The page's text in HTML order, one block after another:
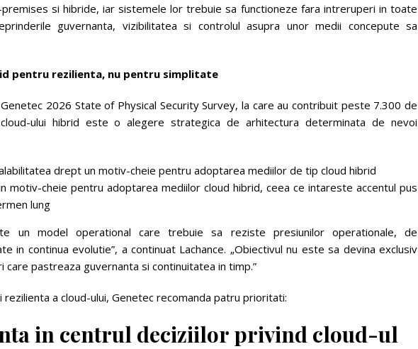
si hibride, iar sistemele lor trebuie sa functioneze fara intreruperi in toate
guvernanta, vizibilitatea si controlul asupra unor medii concepute sa
pentru rezilienta, nu pentru simplitate
2026 State of Physical Security Survey, la care au contribuit peste 7.300 de
ului hibrid este o alegere strategica de arhitectura determinata de nevoi
drept un motiv-cheie pentru adoptarea mediilor de tip cloud hibrid
motiv-cheie pentru adoptarea mediilor cloud hibrid, ceea ce intareste accentul pus
lung
un model operational care trebuie sa reziste presiunilor operationale, de
in continua evolutie”, a continuat Lachance. „Obiectivul nu este sa devina exclusiv
care pastreaza guvernanta si continuitatea in timp.”
a cloud-ului, Genetec recomanda patru prioritati:
in centrul deciziilor privind cloud-ul